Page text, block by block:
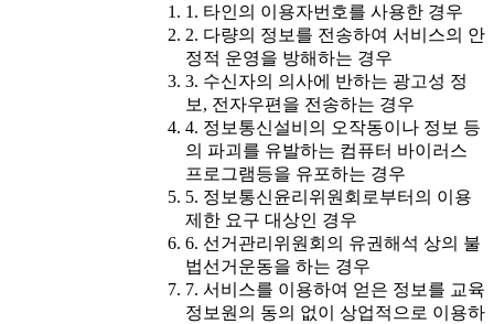
1. 타인의 이용자번호를 사용한 경우
2. 다량의 정보를 전송하여 서비스의 안
정적 운영을 방해하는 경우
3. 수신자의 의사에 반하는 광고성 정
보, 전자우편을 전송하는 경우
4. 정보통신설비의 오작동이나 정보 등
의 파괴를 유발하는 컴퓨터 바이러스
프로그램등을 유포하는 경우
5. 정보통신윤리위원회로부터의 이용
제한 요구 대상인 경우
6. 선거관리위원회의 유권해석 상의 불
법선거운동을 하는 경우
7. 서비스를 이용하여 얻은 정보를 교육
정보원의 동의 없이 상업적으로 이용하